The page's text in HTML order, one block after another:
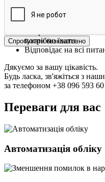
Спробувати безкоштовно
Включає повний
Триває до 20 хв.
Потрібен лише
потрібно їхати
Відповідає на всі
Дякуємо за вашу цікавість.
Будь ласка, зв'яжіться з
за телефоном +38 096 593
Переваги для вас
Автоматизація обліку